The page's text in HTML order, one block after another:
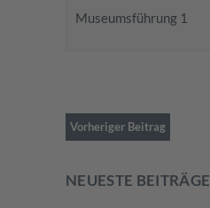
Museumsführung 1
Vorheriger Beitrag
NEUESTE BEITRÄGE